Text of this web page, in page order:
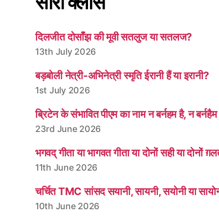
दिलजीत दोसाँझ की मूवी सतलुज या सतलज?
13th July 2026
बड़बोली नेत्री-अभिनेत्री स्मृति ईरानी हैं या इरानी?
1st July 2026
ब्रिटेन के संभावित पीएम का नाम न बर्नहम है, न बर्नहैम
23rd June 2026
भगवद् गीता या भागवत गीता या दोनों सही या दोनों
11th June 2026
चर्चित TMC सांसद सयानी, सायनी, सयोनी या
10th June 2026